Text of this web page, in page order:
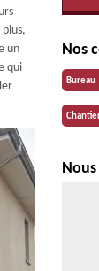
un
qui
Nos
Bureau